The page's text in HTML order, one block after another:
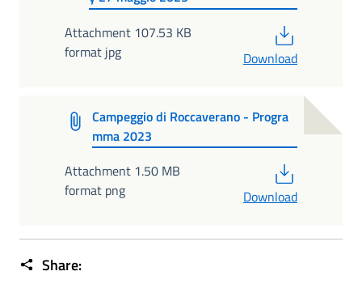
Attachment 107.53 KB
format jpg
Download
Campeggio di Roccaverano - Progra
mma 2023
Attachment 1.50 MB
format png
Download
Share: